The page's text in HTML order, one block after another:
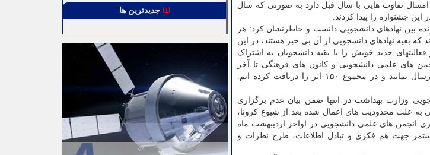
امسال تفاوت هایی با سال قبل دارد به صورتی که سال
جشنواره را پیدا کردند.
بین نهادهای دانشجویی دانست و خاطرنشان کرد: هر
بقیه نهادهای دانشجویی از آن بی خبر هستند، در این
جدید خویش را با بقیه دانشجویان به اشتراک
های علمی دانشجویی و کانون های فرهنگی تا آخر
اردیبهشت ماه سالجاری فرصت داده شد تا آثار خویش را به دبیرخانه این جشنواره ارسال نمایند و در مجموع ۱۵۰ اثر را دریافت کرده ایم.
وزارت بهداشت در انتها ضمن بیان عدم برگزاری
علت محدودیت های اعمال شده بعد از شیوع کرونا،
انجمن های علمی دانشجویی در اواخر اردیبهشت ماه
جهت هم فکری و تبادل اطلاعات، طرح نظرات و
جدیدترین ها